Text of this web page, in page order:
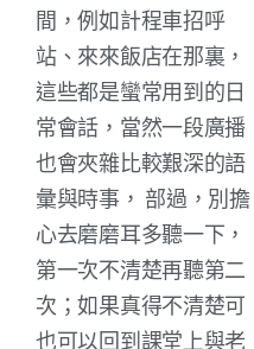
間，例如計程車招呼
站、來來飯店在那裏，
這些都是蠻常用到的日
常會話，當然一段廣播
也會夾雜比較艱深的語
彙與時事， 部過，別擔
心去磨磨耳多聽一下，
第一次不清楚再聽第二
次；如果真得不清楚可
也可以回到課堂上與老